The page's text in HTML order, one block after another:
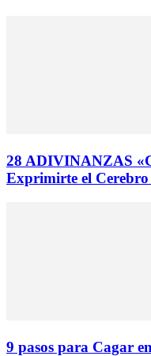
28 ADIVINANZAS
Exprimirte el Cerebro
9 pasos para Cagar